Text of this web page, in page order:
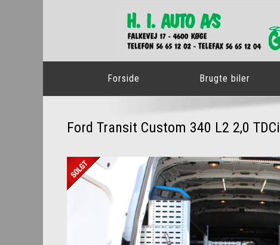
Forside Brugte biler
Ford Transit Custom 340 L2 2,0